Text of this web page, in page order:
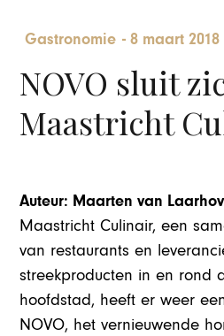
Gastronomie -8 maart 2018
NOVO sluit
Maastricht
Auteur: Maarten van
Maastricht Culinair, een
van restaurants en
streekproducten in en rond
hoofdstad, heeft er weer
NOVO, het vernieuwende